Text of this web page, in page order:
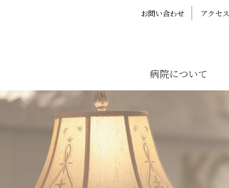
お問い合わせ アクセス
病院について